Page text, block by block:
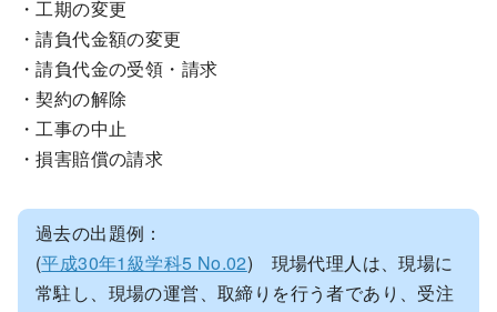
・工期の変更
・請負代金額の変更
・請負代金の受領・請求
・契約の解除
・工事の中止
・損害賠償の請求
過去の出題例：
(平成30年1級学科5 No.02) 現場代理人は、現場に
常駐し、現場の運営、取締りを行う者であり、受注